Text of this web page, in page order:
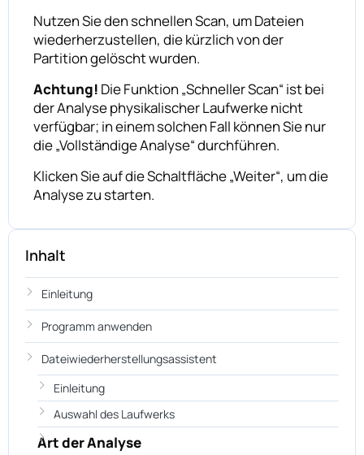
Nutzen Sie den schnellen Scan, um Dateien
wiederherzustellen, die kürzlich von der
Partition gelöscht wurden.
Achtung! Die Funktion „Schneller Scan“ ist bei
der Analyse physikalischer Laufwerke nicht
verfügbar; in einem solchen Fall können Sie nur
die „Vollständige Analyse“ durchführen.
Klicken Sie auf die Schaltfläche „Weiter“, um die
Analyse zu starten.
Inhalt
Einleitung
Programm anwenden
Dateiwiederherstellungsassistent
Einleitung
Auswahl des Laufwerks
Art der Analyse